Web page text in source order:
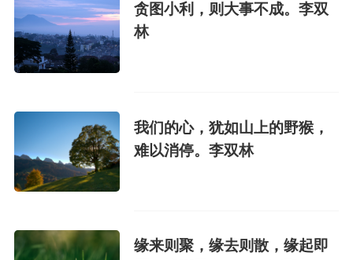
贪图小利，则大事不成。李双
林
我们的心，犹如山上的野猴，
难以消停。李双林
缘来则聚，缘去则散，缘起即